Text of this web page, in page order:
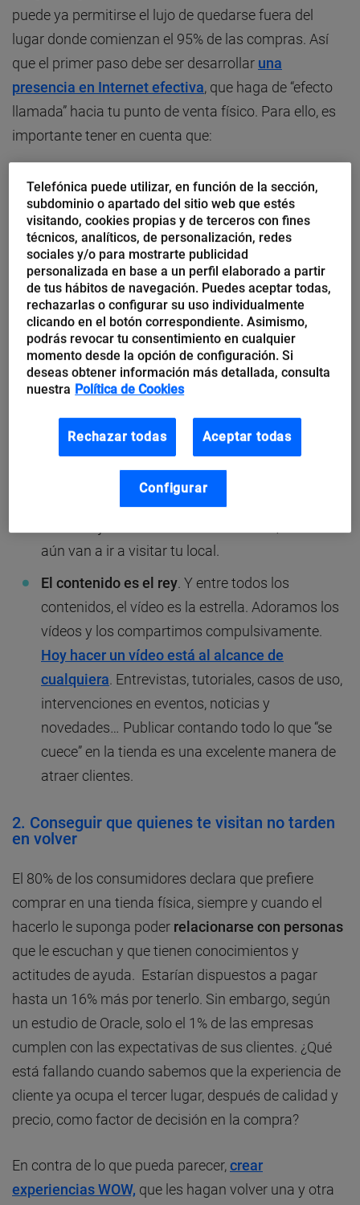
puede ya permitirse el lujo de quedarse fuera del
lugar donde comienzan el 95% de las compras. Así
que el primer paso debe ser desarrollar una
presencia en Internet efectiva, que haga de “efecto
llamada” hacia tu punto de venta físico. Para ello, es
importante tener en cuenta que:
Hay que gustar a Google,y no solo trabajando el
SEO, el contenido y la actualización constante de
la página web. Es preciso utilizar también
herramientas como Google My Business, que
permite indicar horario, datos de contacto y
dirección postal, responder a las reseñas de los
clientes y publicar fotos relacionadas con la
actividad.
En redes sociales no se vende.Funcionan el
la conversación continua, y todo lo que dé
muestras de quién eres y qué puedes aportar.
Por el contrario, el “ombliguismo”, el autobombo
y la publicidad no hacen otra cosa que alejarte
aún van a ir a visitar tu local.
El contenido es el rey . Y entre todos los
contenidos, el vídeo es la estrella. Adoramos los
vídeos y los compartimos compulsivamente.
Hoy hacer un vídeo está al alcance de
cualquiera . Entrevistas, tutoriales, casos de uso,
intervenciones en eventos, noticias y
novedades… Publicar contando todo lo que “se
cuece” en la tienda es una excelente manera de
atraer clientes.
2. Conseguir que quienes te visitan no tarden
en volver
El 80% de los consumidores declara que prefiere
comprar en una tienda física, siempre y cuando el
hacerlo le suponga poder relacionarse con personas
que le escuchan y que tienen conocimientos y
actitudes de ayuda. Estarían dispuestos a pagar
hasta un 16% más por tenerlo. Sin embargo, según
un estudio de Oracle, solo el 1% de las empresas
cumplen con las expectativas de sus clientes. ¿Qué
está fallando cuando sabemos que la experiencia de
cliente ya ocupa el tercer lugar, después de calidad y
precio, como factor de decisión en la compra?
En contra de lo que pueda parecer,crear
experiencias WOW, que les hagan volver una y otra
Telefónica puede utilizar, en función de la sección,
subdominio o apartado del sitio web que estés
visitando, cookies propias y de terceros con fines
técnicos, analíticos, de personalización, redes
sociales y/o para mostrarte publicidad
personalizada en base a un perfil elaborado a partir
de tus hábitos de navegación. Puedes aceptar todas,
rechazarlas o configurar su uso individualmente
clicando en el botón correspondiente. Asimismo,
podrás revocar tu consentimiento en cualquier
momento desde la opción de configuración. Si
deseas obtener información más detallada, consulta
nuestra Política de Cookies
Rechazar todas Aceptar todas
Configurar